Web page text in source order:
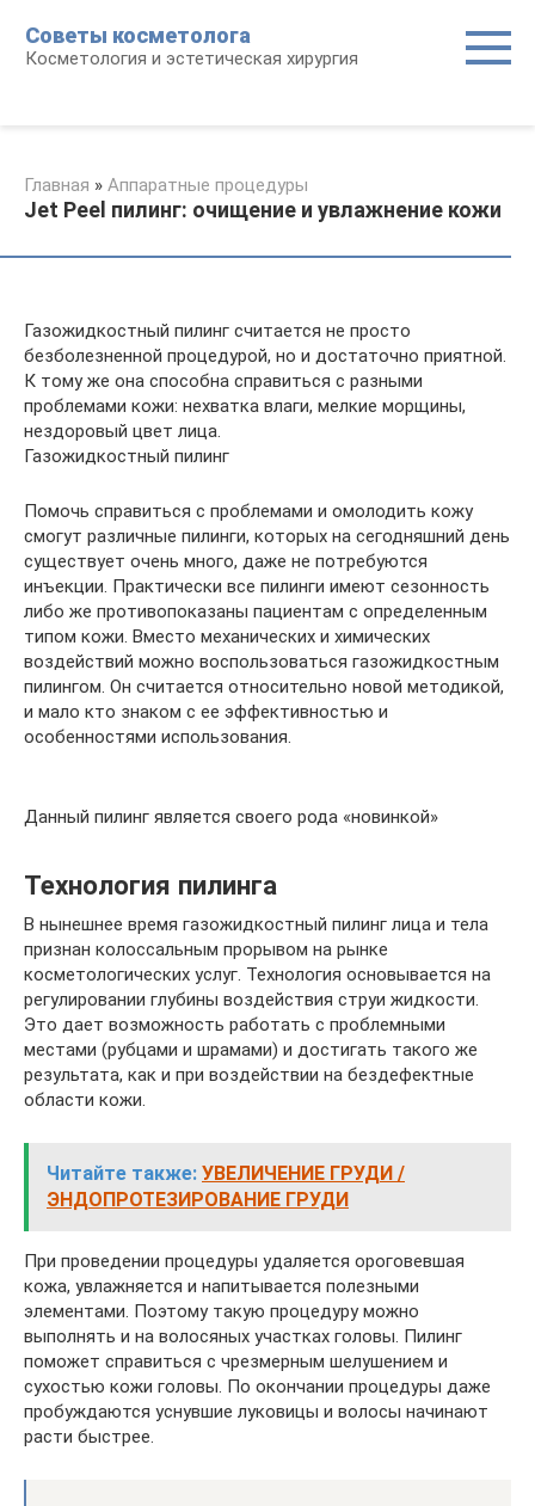
контенту
Советы косметолога
Косметология и эстетическая хирургия
Главная » Аппаратные процедуры
Jet Peel пилинг: очищение и увлажнение кожи
Газожидкостный пилинг считается не просто
безболезненной процедурой, но и достаточно приятной.
К тому же она способна справиться с разными
проблемами кожи: нехватка влаги, мелкие морщины,
нездоровый цвет лица.
Газожидкостный пилинг
Помочь справиться с проблемами и омолодить кожу
смогут различные пилинги, которых на сегодняшний день
существует очень много, даже не потребуются
инъекции. Практически все пилинги имеют сезонность
либо же противопоказаны пациентам с определенным
типом кожи. Вместо механических и химических
воздействий можно воспользоваться газожидкостным
пилингом. Он считается относительно новой методикой,
и мало кто знаком с ее эффективностью и
особенностями использования.
Данный пилинг является своего рода «новинкой»
Технология пилинга
В нынешнее время газожидкостный пилинг лица и тела
признан колоссальным прорывом на рынке
косметологических услуг. Технология основывается на
регулировании глубины воздействия струи жидкости.
Это дает возможность работать с проблемными
местами (рубцами и шрамами) и достигать такого же
результата, как и при воздействии на бездефектные
области кожи.
Читайте также: УВЕЛИЧЕНИЕ ГРУДИ /
ЭНДОПРОТЕЗИРОВАНИЕ ГРУДИ
При проведении процедуры удаляется ороговевшая
кожа, увлажняется и напитывается полезными
элементами. Поэтому такую процедуру можно
выполнять и на волосяных участках головы. Пилинг
поможет справиться с чрезмерным шелушением и
сухостью кожи головы. По окончании процедуры даже
пробуждаются уснувшие луковицы и волосы начинают
расти быстрее.